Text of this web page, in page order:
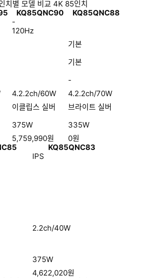
KQ85QNC90
KQ85QNC88
-
120Hz
기본
기본
-
4.2.2ch/60W
4.2.2ch/70W
이클립스 실버
브라이트 실버
375W
335W
5,759,990원 0원
KQ85QNC83
IPS
2.2ch/40W
375W
4,622,020원